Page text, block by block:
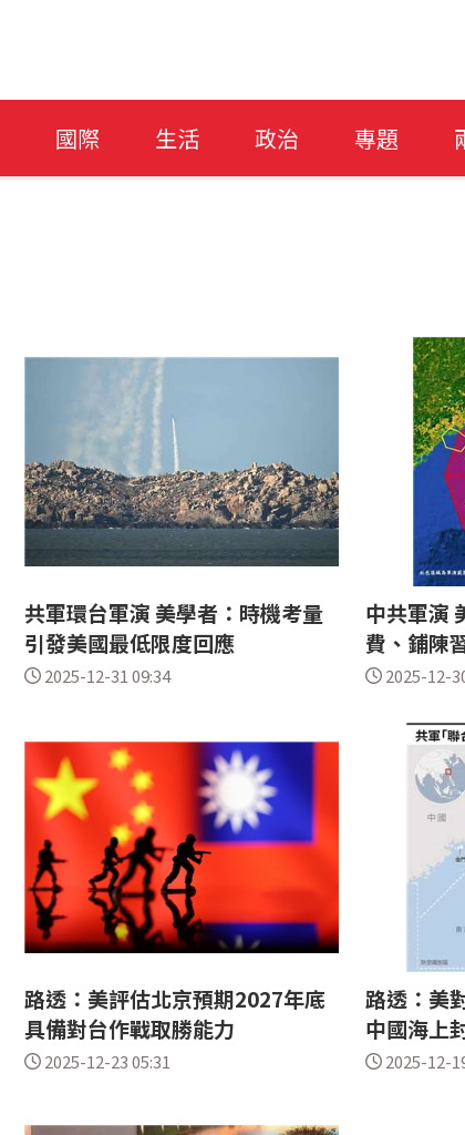
國際 生活 政治 專題
共軍環台軍演 美學者：時機考量
引發美國最低限度回應
2025-12-31 09:34
中共軍演
費、鋪陳
2025-12-
路透：美評估北京預期2027年底
具備對台作戰取勝能力
2025-12-23 05:31
路透：美
中國海上
2025-12-